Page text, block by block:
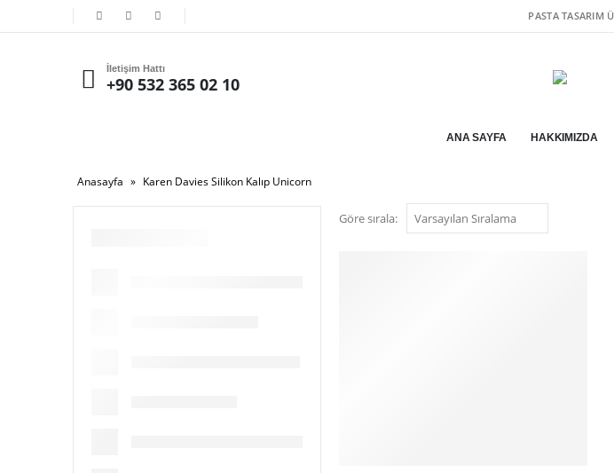
PASTA TASARIM
İletişim Hattı
+90 532 365 02 10
ANA SAYFA HAKKIMIZDA
Anasayfa » Karen Davies Silikon Kalıp Unicorn
Göre sırala: